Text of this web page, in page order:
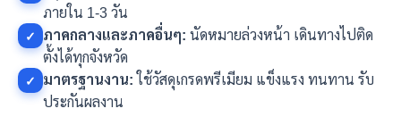
ภายใน 1-3 วัน
✓ ภาคกลางและภาคอื่นๆ: นัดหมายล่วงหน้า เดินทางไปติด
ตั้งได้ทุกจังหวัด
✓ มาตรฐานงาน:ใช้วัสดุเกรดพรีเมียม แข็งแรง ทนทาน รับ
ประกันผลงาน